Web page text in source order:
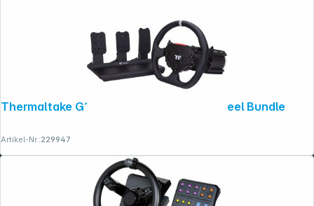
Thermaltake G15 Direct Drive Racing Wheel Bundle
Artikel-Nr.:229947
Copyright © 2001 - 2026 dexxIT. Alle Rechte vorbehalten.